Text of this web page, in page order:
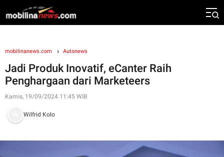
mobilinanews.com Autonews
Jadi Produk Inovatif, eCanter Raih
Penghargaan dari Marketeers
Kamis, 19/09/2024 11:45 WIB
Wilfrid Kolo